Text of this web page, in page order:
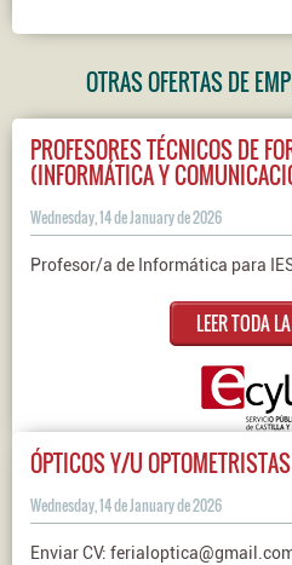
OTRAS OFERTAS DE
PROFESORES TÉCNICOS DE
(INFORMÁTICA Y
Wednesday, 14 de January de 2026
Profesor/a de Informática para IES
LEER TODA
ÓPTICOS Y/U OPTOMETRISTAS
Wednesday, 14 de January de 2026
Enviar CV: